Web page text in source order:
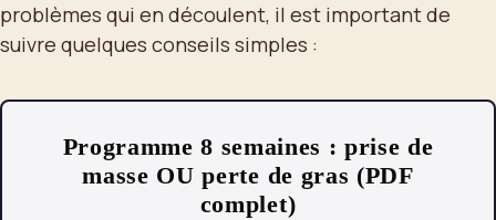
problèmes qui en découlent, il est important de
suivre quelques conseils simples :
Programme 8 semaines : prise de
masse OU perte de gras (PDF
complet)